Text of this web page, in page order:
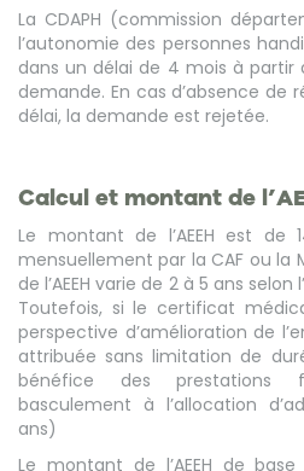
La CDAPH (commission
l’autonomie des personnes
dans un délai de 4 mois à
demande. En cas d’absence de
délai, la demande est rejetée.
Calcul et montant de
Le montant de l’AEEH est de
mensuellement par la CAF ou la
de l’AEEH varie de 2 à 5 ans
Toutefois, si le certificat
perspective d’amélioration de
attribuée sans limitation de
bénéfice des prestations
basculement à l’allocation
ans)
Le montant de l’AEEH de